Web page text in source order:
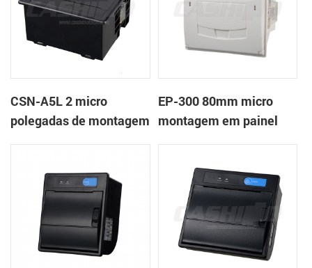
CSN-A5L 2 micro
polegadas de montagem
EP-300 80mm micro
montagem em painel